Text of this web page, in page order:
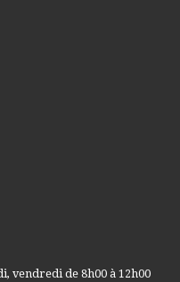
vendredi de 8h00 à 12h00